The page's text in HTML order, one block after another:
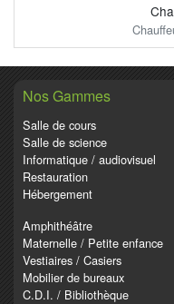
Nos Gammes
Salle de cours
Salle de science
Informatique / audiovisuel
Restauration
Hébergement
Amphithéâtre
Maternelle / Petite enfance
Vestiaires / Casiers
Mobilier de bureaux
C.D.I. / Bibliothèque